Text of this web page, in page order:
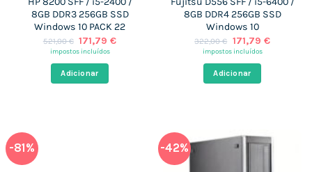
8GB DDR3 256GB SSD
Windows 10 PACK 22
521,00€ O
preço
era:
521,00 €.
171,79€O
impostos incluídos
Adicionar
8GB DDR4 256GB SSD
Windows 10
322,00€ O
preço
era:
322,00 €.
171,79 €O
impostos incluídos
Adicionar
-81% -42%